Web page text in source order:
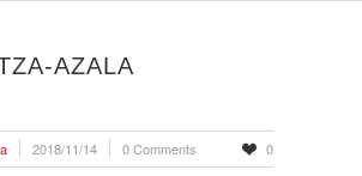
AZALA
2018/11/14 0 Comments 0